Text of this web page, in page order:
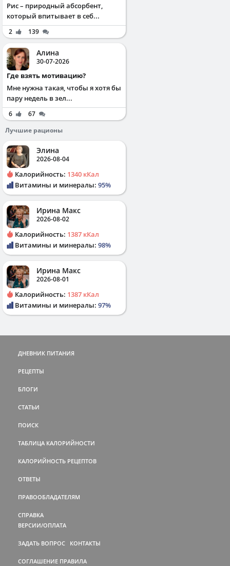
Рис – природный абсорбент,
который впитывает в себ...
2 139
Алина
30-07-2026
Где взять мотивацию?
Мне нужна такая, чтобы я хотя бы
пару недель в зел...
6
67
Лучшие рационы
Элина
2026-08-04
Калорийность: 1340 кКал
Витамины и минералы: 95%
Ирина Макс
2026-08-02
Калорийность: 1387 кКал
Витамины и минералы: 98%
Ирина Макс
2026-08-01
Калорийность: 1387 кКал
Витамины и минералы: 97%
ДНЕВНИК ПИТАНИЯ
РЕЦЕПТЫ
БЛОГИ
СТАТЬИ
ПОИСК
ТАБЛИЦА КАЛОРИЙНОСТИ
КАЛОРИЙНОСТЬ РЕЦЕПТОВ
ОТВЕТЫ
ПРАВООБЛАДАТЕЛЯМ
СПРАВКА
ВЕРСИИ/ОПЛАТА
ЗАДАТЬ ВОПРОС КОНТАКТЫ
СОГЛАШЕНИЕ ПРАВИЛА